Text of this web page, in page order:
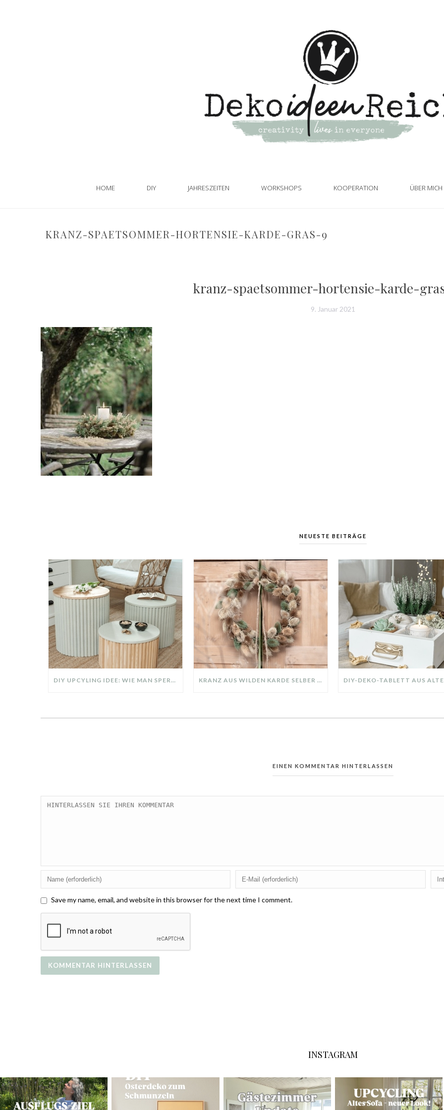
HOME DIY JAHRESZEITEN WORKSHOPS KOOPERATION ÜBER
KRANZ-SPAETSOMMER-HORTENSIE-KARDE-GRAS-9
kranz-spaetsommer-hortensie-karde-
9. Januar 2021
NEUESTE BEITRÄGE
DIY UPCYLING IDEE: WIE MAN SPERRMÜLL IN EIN DESIGNER TEIL VERWANDELT KRANZ AUS WILDEN KARDE SELBER MACHEN: HERBSTDEKO GANZ EINFACH
EINEN KOMMENTAR HINTERLASSEN
Save my name, email, and website in this browser for the next time I comment.
INSTAGRAM